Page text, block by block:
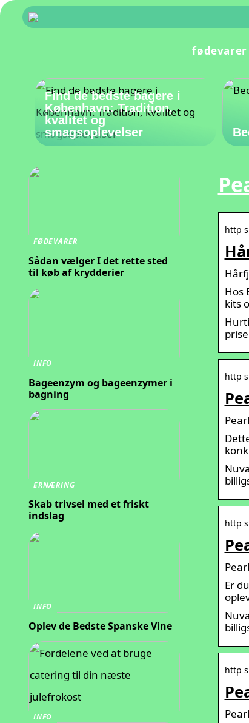
fødevarer
Find de bedste bagere i
København: Tradition,
kvalitet og
smagsoplevelser
http
Hos
kits
http
http
Er
http
FØDEVARER
Sådan vælger I det rette sted
til køb af krydderier
INFO
Bageenzym og bageenzymer i
bagning
ERNÆRING
Skab trivsel med et friskt
indslag
INFO
Oplev de Bedste Spanske Vine
INFO